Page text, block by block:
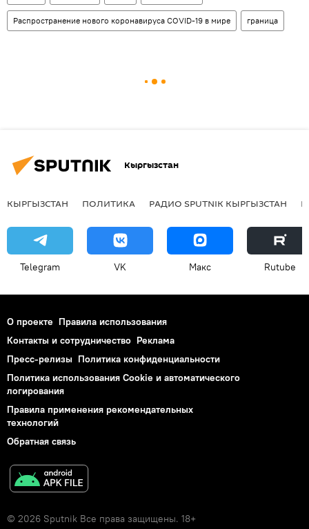
Распространение нового коронавируса COVID-19 в мире граница
Кыргызстан
КЫРГЫЗСТАН ПОЛИТИКА РАДИО SPUTNIK КЫРГЫЗСТАН
Telegram VK Макс Rutube
О проекте Правила использования
Контакты и сотрудничество Реклама
Пресс-релизы Политика конфиденциальности
Политика использования Cookie и автоматического
логирования
Правила применения рекомендательных
технологий
Обратная связь
© 2026 Sputnik Все права защищены. 18+